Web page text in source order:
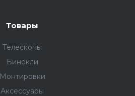
Товары
Телескопы
Бинокли
Монтировки
Аксессуары